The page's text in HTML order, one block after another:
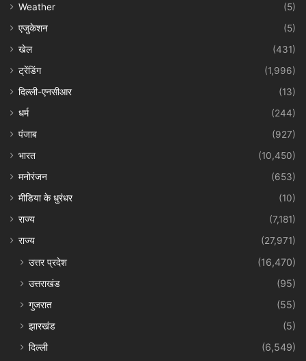
Weather
(5)
एजुकेशन
(5)
खेल
(431)
ट्रेंडिंग
(1,996)
दिल्ली-एनसीआर
(13)
धर्म
(244)
पंजाब
(927)
भारत
(10,450)
मनोरंजन
(653)
मीडिया के धुरंधर
(10)
राज्य
(7,181)
राज्य
(27,971)
उत्तर प्रदेश
(16,470)
उत्तराखंड
(95)
गुजरात
(55)
झारखंड
(5)
दिल्ली
(6,549)